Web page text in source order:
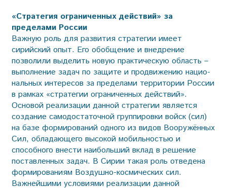
«Стратегия ограниченных действий» за
пределами России
Важную роль для развития стратегии имеет
сирийский опыт. Его обобщение и внедрение
позволили выделить новую практическую область –
выполнение задач по защите и продвижению нацио­
нальных интересов за пределами территории России
в рамках «стратегии ограниченных действий».
Основой реализации данной стратегии является
создание самодостаточной группировки войск (сил)
на базе формирований одного из видов Вооружённых
Сил, обладающего высокой мобильностью и
способного внести наибольший вклад в решение
поставленных задач. В Сирии такая роль отведена
формированиям Воздушно-космических сил.
Важнейшими условиями реализации данной